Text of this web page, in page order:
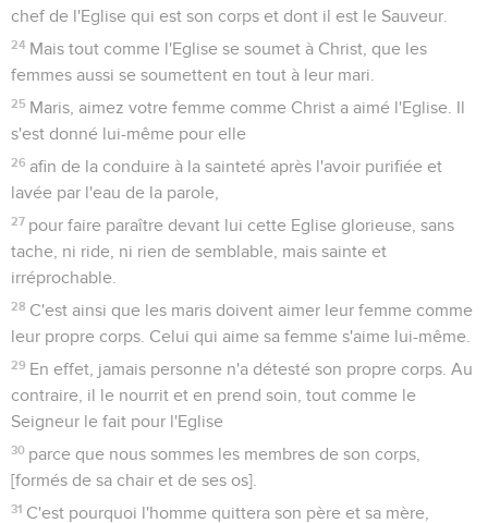
chef de l'Eglise qui est son corps et dont il est le Sauveur.
24 Mais tout comme l'Eglise se soumet à Christ, que les
femmes aussi se soumettent en tout à leur mari.
25 Maris, aimez votre femme comme Christ a aimé l'Eglise. Il
s'est donné lui-même pour elle
26 afin de la conduire à la sainteté après l'avoir purifiée et
lavée par l'eau de la parole,
27 pour faire paraître devant lui cette Eglise glorieuse, sans
tache, ni ride, ni rien de semblable, mais sainte et
irréprochable.
28 C'est ainsi que les maris doivent aimer leur femme comme
leur propre corps. Celui qui aime sa femme s'aime lui-même.
29 En effet, jamais personne n'a détesté son propre corps. Au
contraire, il le nourrit et en prend soin, tout comme le
Seigneur le fait pour l'Eglise
30 parce que nous sommes les membres de son corps,
[formés de sa chair et de ses os].
31 C'est pourquoi l'homme quittera son père et sa mère,